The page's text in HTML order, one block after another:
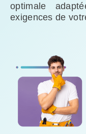
optimale
exigences de